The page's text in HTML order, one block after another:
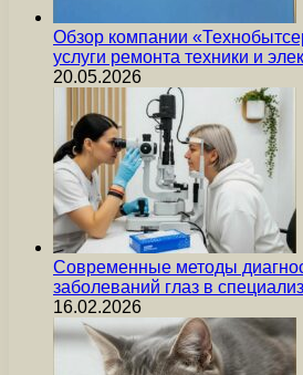
Обзор компании
услуги ремонта техники и
20.05.2026
Современные методы
заболеваний глаз в
16.02.2026